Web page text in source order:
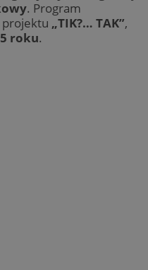
. Program
projektu „TIK?… TAK”,
roku.